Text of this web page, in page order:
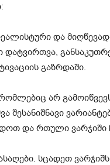
და
გაზრდაში.
არ
შესანიშნავი
და რთული
სცადეთ